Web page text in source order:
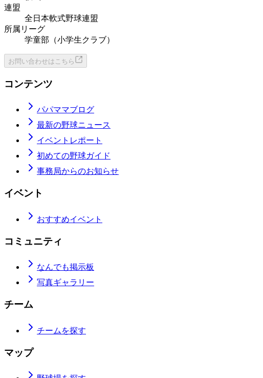
連盟
全日本軟式野球連盟
所属リーグ
学童部（小学生クラブ）
お問い合わせはこちら
コンテンツ
パパママブログ
最新の野球ニュース
イベントレポート
初めての野球ガイド
事務局からのお知らせ
イベント
おすすめイベント
コミュニティ
なんでも掲示板
写真ギャラリー
チーム
チームを探す
マップ